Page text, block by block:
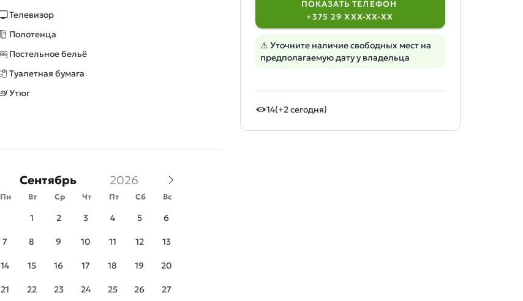
Телевизор
Полотенца
Постельное бельё
Туалетная бумага
Утюг
Сентябрь
Пн Вт Ср Чт Пт Сб Вс
1 2 3 4 5 6
7 8 9 10 11 12 13
14 15 16 17 18 19 20
21 22 23 24 25 26 27
ПОКАЗАТЬ ТЕЛЕФОН
+375 29 XXX-XX-XX
⚠ Уточните наличие свободных мест на
предполагаемую дату у владельца
14(+2 сегодня)